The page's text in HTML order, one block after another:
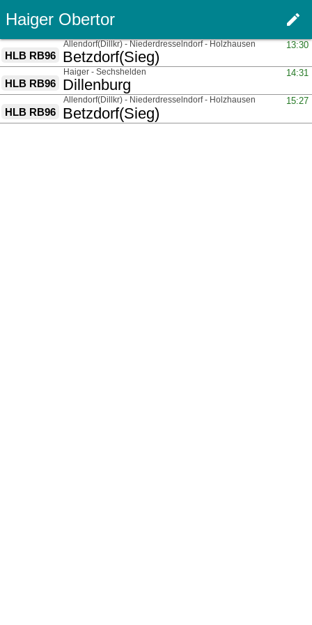
Haiger Obertor edit
HLB RB96 nach
Betzdorf(Sieg)
13:30
über
Allendorf(Dillkr) - Niederdresselndorf - Holzhausen(Kr Siegen)
HLB RB96 nach
Dillenburg
14:31
über
Haiger - Sechshelden
HLB RB96 nach
Betzdorf(Sieg)
15:27
über
Allendorf(Dillkr) - Niederdresselndorf - Holzhausen(Kr Siegen)